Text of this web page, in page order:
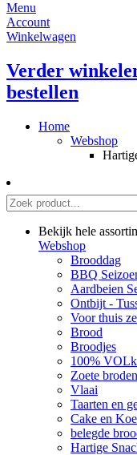
Menu
Account
Winkelwagen
Verder
bestellen
Home
Webshop
Bekijk hele
Webshop
Brooddag
BBQ
Aardbeien
Ontbijt -
Voor thuis
Brood
Broodjes
100%
Zoete
Vlaai
Taarten en
Cake en
belegde
Hartige